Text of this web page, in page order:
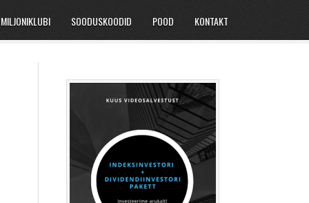
MILJONIKLUBI SOODUSKOODID POOD KONTAKT